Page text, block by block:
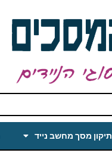
תיקון מסך מחשב נייד